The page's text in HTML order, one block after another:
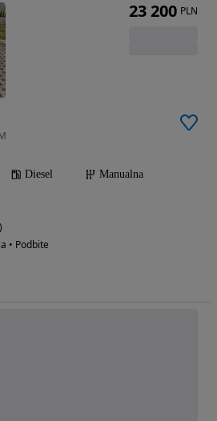
Diesel
Manualna
• Podbite
23 200 PLN